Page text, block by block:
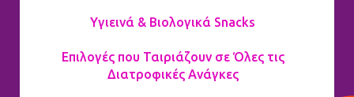
Υγιεινά & Βιολογικά Snacks
Επιλογές που Ταιριάζουν σε Όλες τις
Διατροφικές Ανάγκες